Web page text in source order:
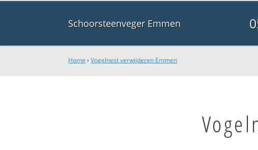
Schoorsteenveger Emmen
Home ›Vogelnest verwijderen Emmen